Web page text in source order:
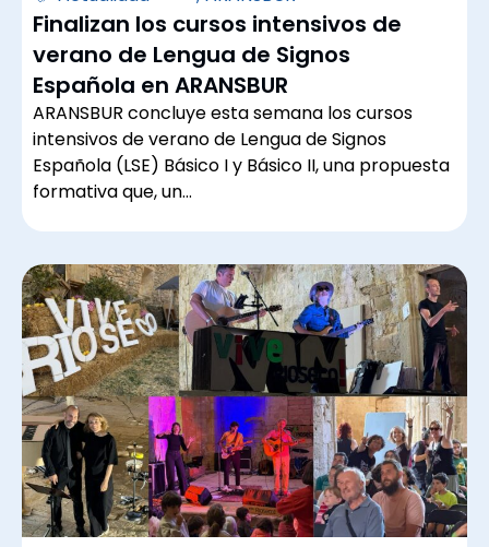
Finalizan los cursos intensivos de
verano de Lengua de Signos
Española en ARANSBUR
ARANSBUR concluye esta semana los cursos
intensivos de verano de Lengua de Signos
Española (LSE) Básico I y Básico II, una propuesta
formativa que, un…